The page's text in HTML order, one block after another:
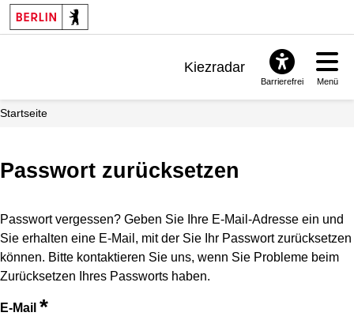
Kiezradar
Barrierefrei Menü
Startseite
Passwort zurücksetzen
Passwort vergessen? Geben Sie Ihre E-Mail-Adresse ein und
Sie erhalten eine E-Mail, mit der Sie Ihr Passwort zurücksetzen
können. Bitte kontaktieren Sie uns, wenn Sie Probleme beim
Zurücksetzen Ihres Passworts haben.
E-Mail *